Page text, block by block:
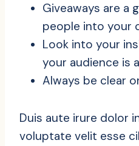
Giveaways are a
people into your
Look into your
your audience is
Always be clear
Duis aute irure dolor
voluptate velit esse